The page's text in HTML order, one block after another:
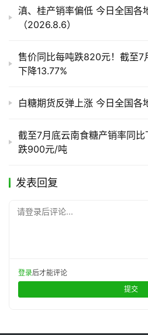
滇、桂产销率偏低 今日全国各
（2026.8.6）
售价同比每吨跌820元！截至7
下降13.77%
白糖期货反弹上涨 今日全国各
截至7月底云南食糖产销率同
跌900元/吨
发表回复
请登录后评论...
登录后才能评论
提交